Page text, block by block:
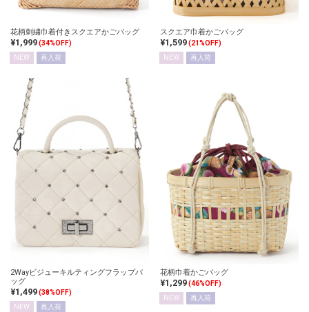
花柄刺繍巾着付きスクエアかごバッグ
¥1,999(34%OFF)
NEW
再入荷
スクエア巾着かごバッグ
¥1,599(21%OFF)
NEW
再入荷
2Wayビジューキルティングフラップバ
ッグ
¥1,499(38%OFF)
NEW
再入荷
花柄巾着かごバッグ
¥1,299(46%OFF)
NEW
再入荷